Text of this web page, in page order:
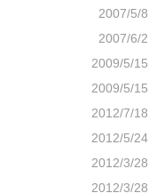
2007/5/8
2007/6/2
2009/5/15
2009/5/15
2012/7/18
2012/5/24
2012/3/28
2012/3/28